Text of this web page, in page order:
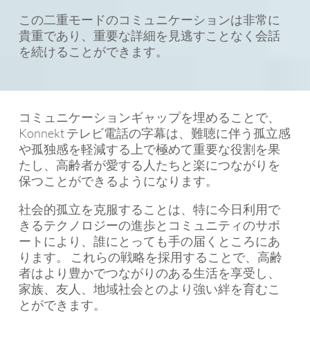
この二重モードのコミュニケーションは非常に
貴重であり、重要な詳細を見逃すことなく会話
を続けることができます。
コミュニケーションギャップを埋めることで、
Konnekt テレビ電話の字幕は、難聴に伴う孤立感
や孤独感を軽減する上で極めて重要な役割を果
たし、高齢者が愛する人たちと楽につながりを
保つことができるようになります。
社会的孤立を克服することは、特に今日利用で
きるテクノロジーの進歩とコミュニティのサポ
ートにより、誰にとっても手の届くところにあ
ります。 これらの戦略を採用することで、高齢
者はより豊かでつながりのある生活を享受し、
家族、友人、地域社会とのより強い絆を育むこ
とができます。